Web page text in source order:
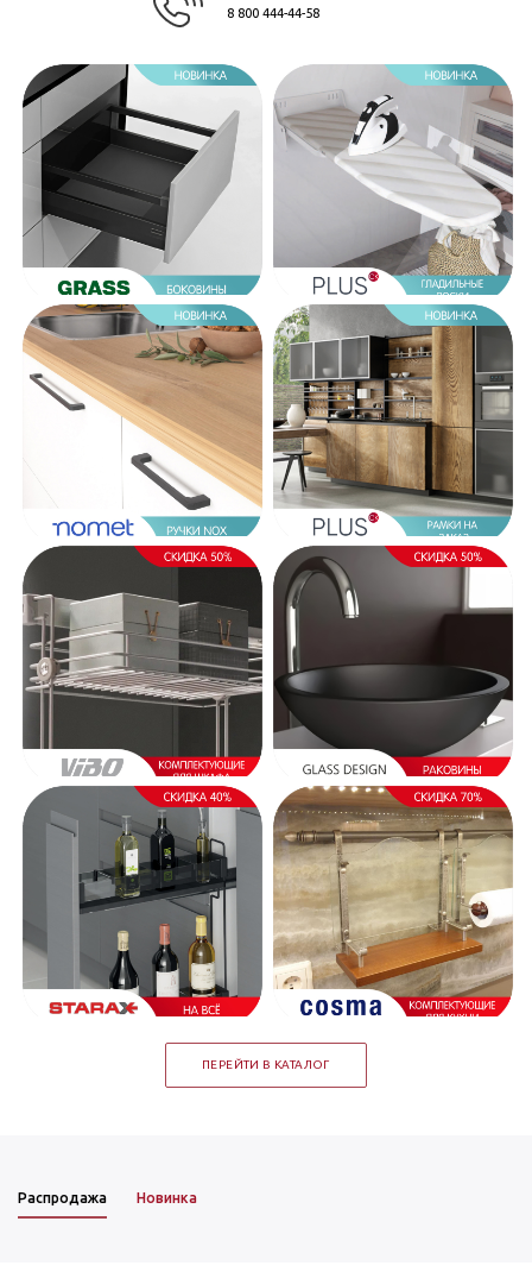
8 800 444-44-58
ПЕРЕЙТИ В КАТАЛОГ
Распродажа Новинка